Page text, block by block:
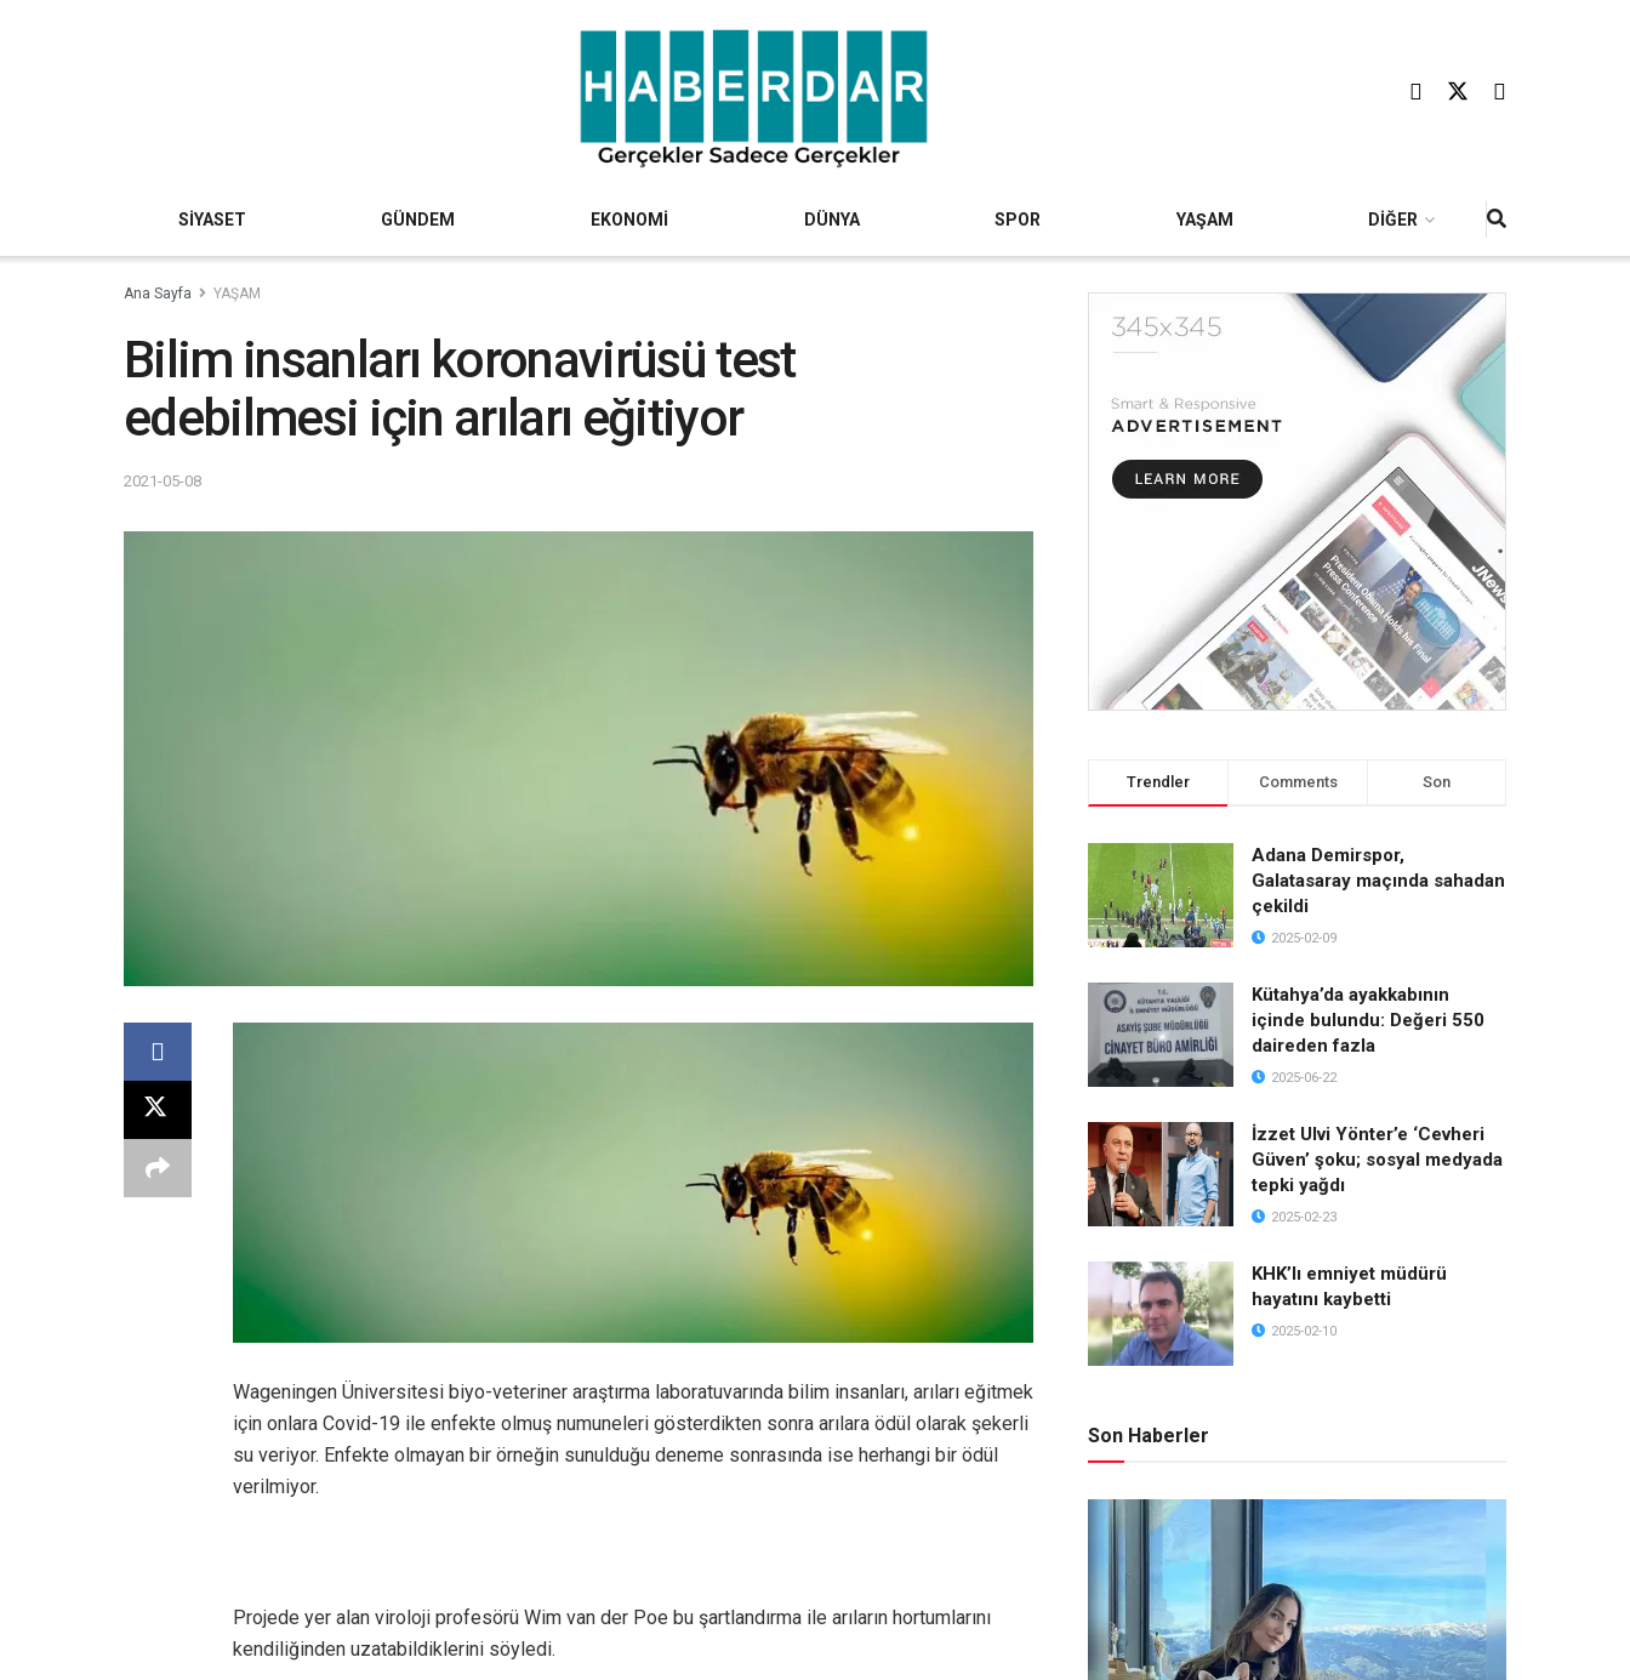
SİYASET GÜNDEM EKONOMİ DÜNYA SPOR YAŞAM DİĞER
Ana Sayfa YAŞAM
Bilim insanları koronavirüsü test
edebilmesi için arıları eğitiyor
2021-05-08
Wageningen Üniversitesi biyo-veteriner araştırma laboratuvarında bilim insanları, arıları eğitmek
için onlara Covid-19 ile enfekte olmuş numuneleri gösterdikten sonra arılara ödül olarak şekerli
su veriyor. Enfekte olmayan bir örneğin sunulduğu deneme sonrasında ise herhangi bir ödül
verilmiyor.
Projede yer alan viroloji profesörü Wim van der Poe bu şartlandırma ile arıların hortumlarını
kendiliğinden uzatabildiklerini söyledi.
Trendler Comments Son
Adana Demirspor,
Galatasaray maçında sahadan
çekildi
2025-02-09
Kütahya’da ayakkabının
içinde bulundu: Değeri 550
daireden fazla
2025-06-22
İzzet Ulvi Yönter’e ‘Cevheri
Güven’ şoku; sosyal medyada
tepki yağdı
2025-02-23
KHK’lı emniyet müdürü
hayatını kaybetti
2025-02-10
Son Haberler